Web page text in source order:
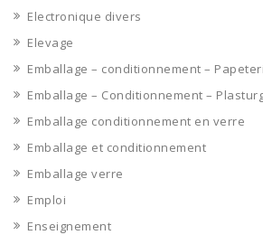
Electronique divers
Elevage
Emballage – conditionnement –
Emballage – Conditionnement –
Emballage conditionnement en verre
Emballage et conditionnement
Emballage verre
Emploi
Enseignement